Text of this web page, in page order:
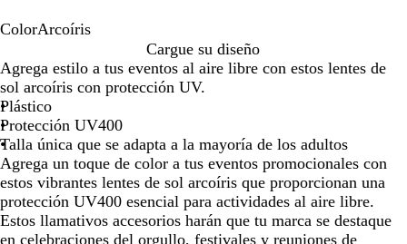
ColorArcoíris
r
c
o
í
r
i
s
Cargue su diseño
Agrega estilo a tus eventos al aire libre con estos lentes de
sol arcoíris con protección UV.
Plástico
Protección UV400
Talla única que se adapta a la mayoría de los adultos
Agrega un toque de color a tus eventos promocionales con
estos vibrantes lentes de sol arcoíris que proporcionan una
protección UV400 esencial para actividades al aire libre.
Estos llamativos accesorios harán que tu marca se destaque
en celebraciones del orgullo, festivales y reuniones de